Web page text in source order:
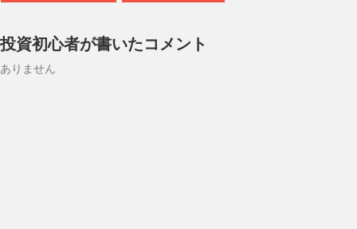
投資初心者が書いたコメント
ありません